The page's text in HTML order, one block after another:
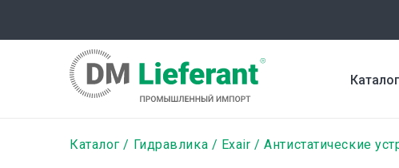
содержанию
Каталог
Строка
Каталог Гидравлика Exair Антистатические